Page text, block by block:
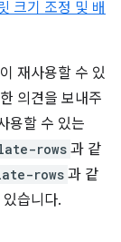
크기 조정 및 배
재사용할 수 있
의견을 보내주
용할 수 있는
rows 과 같
rows 과 같
습니다.